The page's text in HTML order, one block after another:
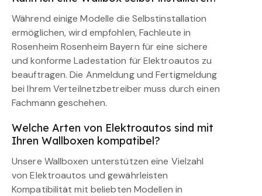
Während einige Modelle die Selbstinstallation
ermöglichen, wird empfohlen, Fachleute in
Rosenheim Rosenheim Bayern für eine sichere
und konforme Ladestation für Elektroautos zu
beauftragen. Die Anmeldung und Fertigmeldung
bei Ihrem Verteilnetzbetreiber muss durch einen
Fachmann geschehen.
Welche Arten von Elektroautos sind mit
Ihren Wallboxen kompatibel?
Unsere Wallboxen unterstützen eine Vielzahl
von Elektroautos und gewährleisten
Kompatibilität mit beliebten Modellen in